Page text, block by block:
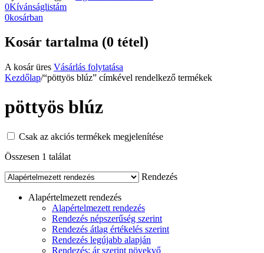
0Kívánságlistám
0kosárban
Kosár tartalma (0 tétel)
A kosár üres Vásárlás folytatása
Kezdőlap/“pöttyös blúz” címkével rendelkező termékek
pöttyös blúz
Csak az akciós termékek megjelenítése
Összesen 1 találat
Rendezés
Alapértelmezett rendezés
Alapértelmezett rendezés
Rendezés népszerűség szerint
Rendezés átlag értékelés szerint
Rendezés legújabb alapján
Rendezés: ár szerint növekvő